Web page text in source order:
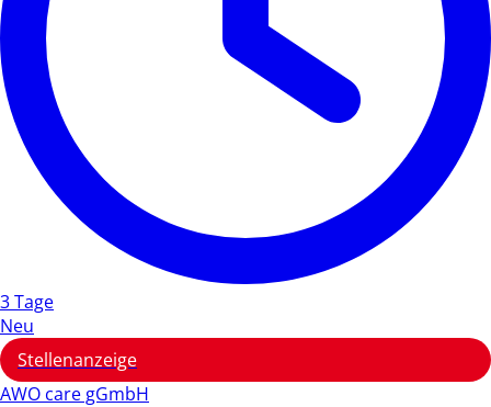
3 Tage
Neu
Stellenanzeige
AWO care gGmbH